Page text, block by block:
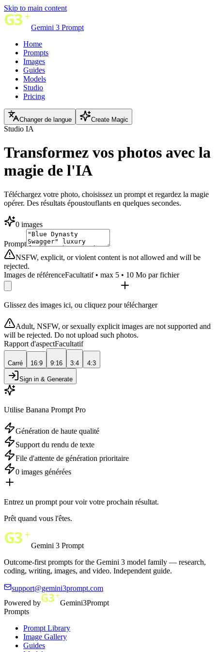
Skip to main content
Gemini 3 Prompt
Home
Prompts
Images
Guides
Models
Studio
Pricing
Changer de langue Create Magic
Studio IA
Transformez vos photos avec la
magie de l'IA
Téléchargez votre photo, choisissez un prompt et regardez la magie
opérer. Des résultats époustouflants en quelques secondes.
0 images
Prompt
NSFW, explicit, or violent content is not allowed and will be
rejected.
Images de référenceFacultatif • max 5 • 10 Mo par fichier
Glissez des images ici, ou cliquez pour télécharger
Adult, NSFW, or sexually explicit images are not supported and
will be rejected. Do not upload such photos.
Rapport d'aspectFacultatif
Carré 16:9 9:16 3:4 4:3
Sign in & Generate
Utilise Banana Prompt Pro
Génération de haute qualité
Support du rendu de texte
File d'attente de génération prioritaire
0 images générées
Entrez un prompt pour voir votre prochain résultat.
Prêt quand vous l'êtes.
Gemini 3 Prompt
Outcome-first prompts for the Gemini 3 model family — research,
coding, writing, images, and video. Independent guide.
support@gemini3prompt.com
Powered by
Gemini3Prompt
Prompts
Prompt Library
Image Gallery
Guides